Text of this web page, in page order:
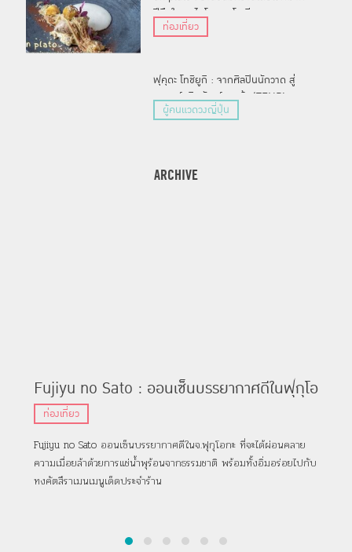
ฝีมือในเขตไทโต กรุงโตเกียว
ท่องเที่ยว
ฟุคุดะ โทชิยูกิ : จากศิลปินนักวาด สู่
แบรนด์ผลิตภัณฑ์จากผ้า ‘TENP’
ผู้คนแวดวงญี่ปุ่น
ARCHIVE
Fujiyu no Sato : ออนเซ็นบรรยากาศดีในฟุกุโอ
กะที่มาพร้อมกับร้านอาหารในตัว
ท่องเที่ยว
Fujiyu no Sato ออนเซ็นบรรยากาศดีในจ.ฟุกุโอกะ ที่จะได้ผ่อนคลาย
ความเมื่อยล้าด้วยการแช่น้ำพุร้อนจากธรรมชาติ พร้อมทั้งอิ่มอร่อยไปกับ
ทงคัตสึราเมนเมนูเด็ดประจำร้าน